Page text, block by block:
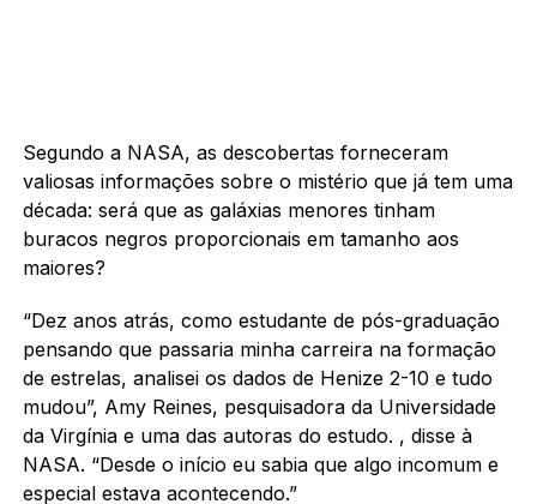
Segundo a NASA, as descobertas forneceram
valiosas informações sobre o mistério que já tem uma
década: será que as galáxias menores tinham
buracos negros proporcionais em tamanho aos
maiores?
“Dez anos atrás, como estudante de pós-graduação
pensando que passaria minha carreira na formação
de estrelas, analisei os dados de Henize 2-10 e tudo
mudou”, Amy Reines, pesquisadora da Universidade
da Virgínia e uma das autoras do estudo. , disse à
NASA. “Desde o início eu sabia que algo incomum e
especial estava acontecendo.”